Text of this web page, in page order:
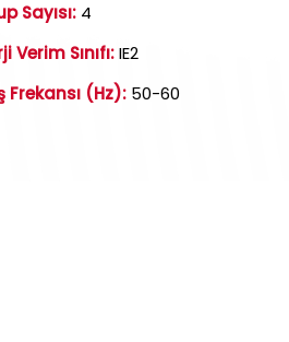
Sayısı: 4
Verim Sınıfı:IE2
Frekansı (Hz): 50-60